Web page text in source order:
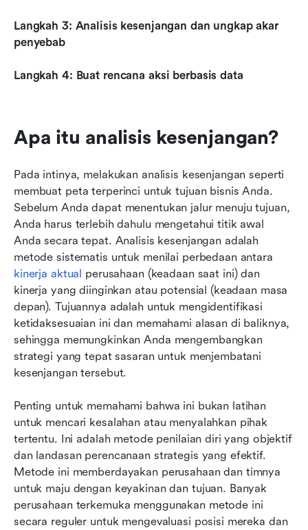
Langkah 3: Analisis kesenjangan dan ungkap akar
penyebab
Langkah 4: Buat rencana aksi berbasis data
Apa itu analisis kesenjangan?
Pada intinya, melakukan analisis kesenjangan seperti
membuat peta terperinci untuk tujuan bisnis Anda.
Sebelum Anda dapat menentukan jalur menuju tujuan,
Anda harus terlebih dahulu mengetahui titik awal
Anda secara tepat. Analisis kesenjangan adalah
kinerja aktual perusahaan (keadaan saat ini) dan
kinerja yang diinginkan atau potensial (keadaan masa
depan). Tujuannya adalah untuk mengidentifikasi
ketidaksesuaian ini dan memahami alasan di baliknya,
sehingga memungkinkan Anda mengembangkan
strategi yang tepat sasaran untuk menjembatani
kesenjangan tersebut.
Penting untuk memahami bahwa ini bukan latihan
untuk mencari kesalahan atau menyalahkan pihak
tertentu. Ini adalah metode penilaian diri yang objektif
dan landasan perencanaan strategis yang efektif.
Metode ini memberdayakan perusahaan dan timnya
untuk maju dengan keyakinan dan tujuan. Banyak
perusahaan terkemuka menggunakan metode ini
secara reguler untuk mengevaluasi posisi mereka dan